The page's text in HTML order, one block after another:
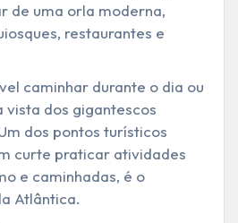
de uma orla moderna,
restaurantes e
caminhar durante o dia ou
vista dos gigantescos
dos pontos turísticos
curte praticar atividades
e caminhadas, é o
Atlântica.